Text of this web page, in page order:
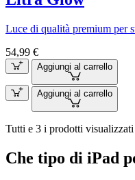
Luce di qualità premium per
54,99 €
Aggiungi al carrello
Aggiungi al carrello
Tutti e 3 i prodotti visualizzati
Che tipo di iPad